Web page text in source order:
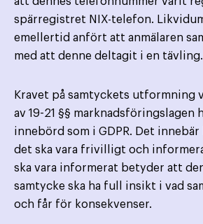
spärregistret NIX-telefon.
emellertid anfört att anmälaren
med att denne deltagit i en tävling.
Kravet på samtyckets utformning
av 19-21 §§ marknadsföringslagen
innebörd som i GDPR. Det
det ska vara frivilligt och
ska vara informerat betyder att
samtycke ska ha full insikt i vad
och får för konsekvenser.